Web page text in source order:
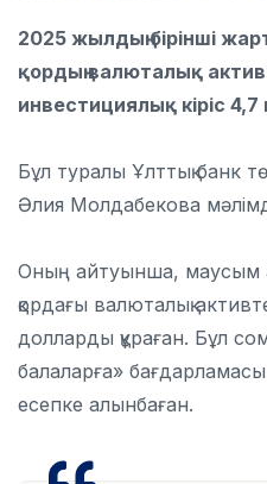
2025 жылдың бірінші
қордың валюталық
инвестициялық кіріс
Бұл туралы Ұлттық банк
Әлия Молдабекова
Оның айтуынша, маусым
қордағы валюталық
долларды құраған. Бұл
балаларға»
есепке алынбаған.